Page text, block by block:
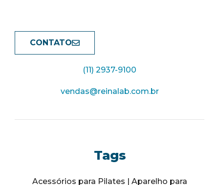
CONTATO
(11) 2937-9100
vendas@reinalab.com.br
Tags
Acessórios para Pilates | Aparelho para